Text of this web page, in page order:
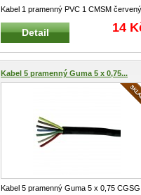
Kabel 1 pramenný PVC 1 CMSM červený
Elektrický jednožilový kabel FKL, do...
Detail 14
Kabel 5 pramenný Guma 5 x 0,75...
Kabel 5 pramenný Guma 5 x 0,75 CGSG